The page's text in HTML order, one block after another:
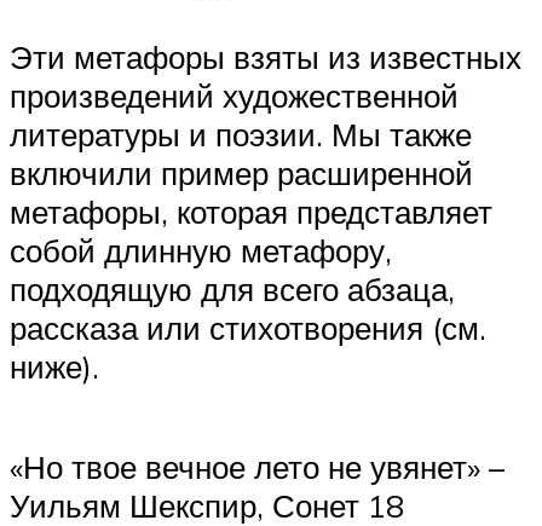
Эти метафоры взяты из известных
произведений художественной
литературы и поэзии. Мы также
включили пример расширенной
метафоры, которая представляет
собой длинную метафору,
подходящую для всего абзаца,
рассказа или стихотворения (см.
ниже).
«Но твое вечное лето не увянет» –
Уильям Шекспир, Сонет 18